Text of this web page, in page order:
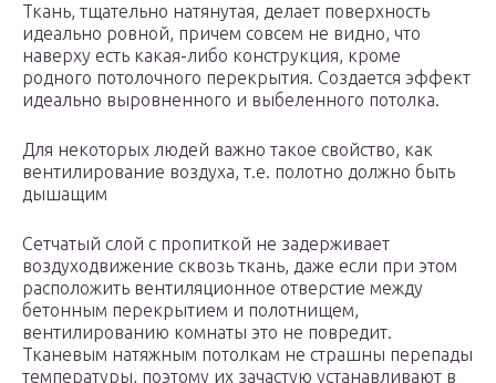
Ткань, тщательно натянутая, делает поверхность
идеально ровной, причем совсем не видно, что
наверху есть какая-либо конструкция, кроме
родного потолочного перекрытия. Создается эффект
идеально выровненного и выбеленного потолка.
Для некоторых людей важно такое свойство, как
вентилирование воздуха, т.е. полотно должно быть
дышащим
Сетчатый слой с пропиткой не задерживает
воздуходвижение сквозь ткань, даже если при этом
расположить вентиляционное отверстие между
бетонным перекрытием и полотнищем,
вентилированию комнаты это не повредит.
Тканевым натяжным потолкам не страшны перепады
температуры, поэтому их зачастую устанавливают в